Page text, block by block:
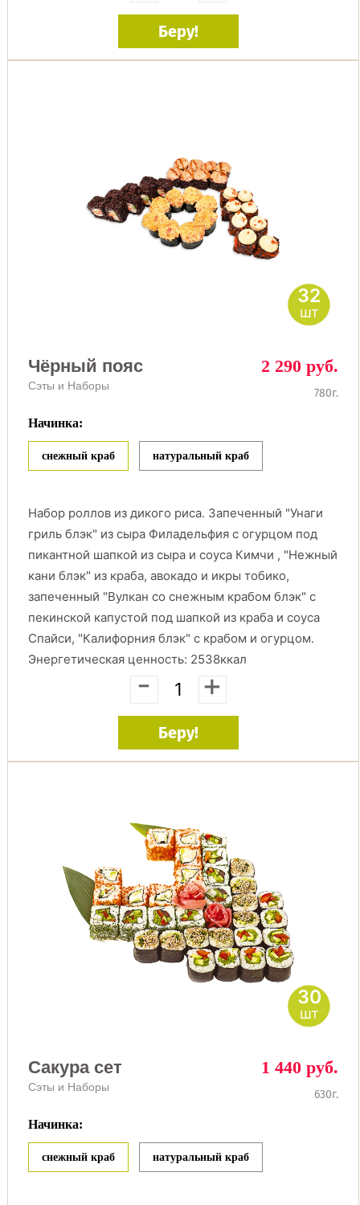
Беру!
32
шт
Чёрный пояс
Сэты и Наборы
2 290 руб.
780г.
Начинка:
снежный краб натуральный краб
Набор роллов из дикого риса. Запеченный "Унаги
гриль блэк" из сыра Филадельфия с огурцом под
пикантной шапкой из сыра и соуса Кимчи , "Нежный
кани блэк" из краба, авокадо и икры тобико,
запеченный "Вулкан со снежным крабом блэк" с
пекинской капустой под шапкой из краба и соуса
Спайси, "Калифорния блэк" с крабом и огурцом.
Энергетическая ценность: 2538ккал
- +
Беру!
30
шт
Сакура сет
Сэты и Наборы
1 440 руб.
630г.
Начинка:
снежный краб натуральный краб